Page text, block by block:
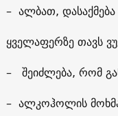
– ალბათ,
ყველაფერზე თავს
– შეიძლება, რომ
– ალკოჰოლის